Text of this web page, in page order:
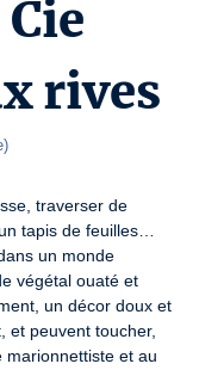
rives
)
traverser de
tapis de feuilles…
un monde
végétal ouaté et
un décor doux et
et peuvent toucher,
marionnettiste et au